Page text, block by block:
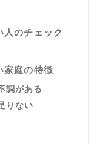
人のチェック
家庭の特徴
調がある
りない